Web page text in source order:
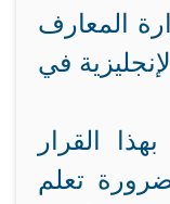
المعارف
في
القرار
تعلم